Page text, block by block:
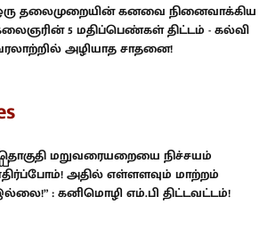
தலைமுறையின் கனவை நினைவாக்கிய
5 மதிப்பெண்கள் திட்டம் - கல்வி
அழியாத சாதனை!
மறுவரையறையை நிச்சயம்
அதில் எள்ளளவும் மாற்றம்
: கனிமொழி எம்.பி திட்டவட்டம்!